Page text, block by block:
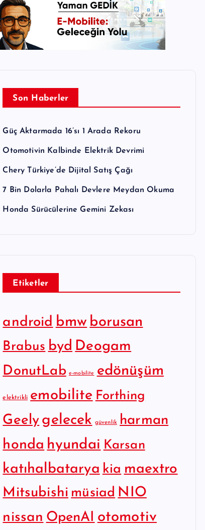
Son Haberler
Güç Aktarmada 16’sı 1 Arada Rekoru
Otomotivin Kalbinde Elektrik Devrimi
Chery Türkiye’de Dijital Satış Çağı
7 Bin Dolarla Pahalı Devlere Meydan Okuma
Honda Sürücülerine Gemini Zekası
Etiketler
android bmw borusan
Brabus byd Deogam
DonutLab e-mobilite edönüşüm
elektrikli emobilite Forthing
Geely gelecek güvenlik harman
honda hyundai Karsan
katıhalbatarya kia maextro
Mitsubishi müsiad NIO
nissan OpenAI otomotiv